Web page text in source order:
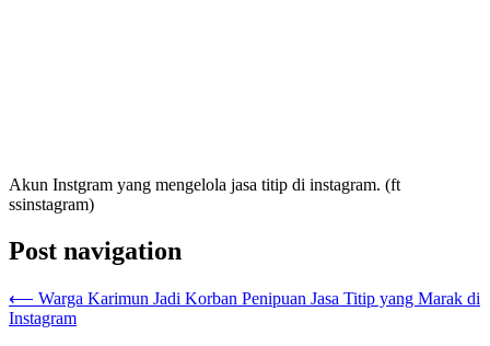
Akun Instgram yang mengelola jasa titip di instagram. (ft
ssinstagram)
Post navigation
⟵ Warga Karimun Jadi Korban Penipuan Jasa Titip yang Marak di
Instagram